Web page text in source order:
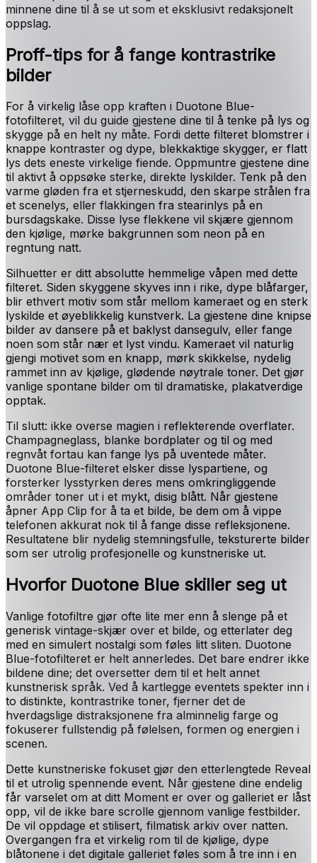
minnene dine til å se ut som et eksklusivt redaksjonelt
oppslag.
Proff-tips for å fange kontrastrike
bilder
For å virkelig låse opp kraften i Duotone Blue-
fotofilteret, vil du guide gjestene dine til å tenke på lys og
skygge på en helt ny måte. Fordi dette filteret blomstrer i
knappe kontraster og dype, blekkaktige skygger, er flatt
lys dets eneste virkelige fiende. Oppmuntre gjestene dine
til aktivt å oppsøke sterke, direkte lyskilder. Tenk på den
varme gløden fra et stjerneskudd, den skarpe strålen fra
et scenelys, eller flakkingen fra stearinlys på en
bursdagskake. Disse lyse flekkene vil skjære gjennom
den kjølige, mørke bakgrunnen som neon på en
regntung natt.
Silhuetter er ditt absolutte hemmelige våpen med dette
filteret. Siden skyggene skyves inn i rike, dype blåfarger,
blir ethvert motiv som står mellom kameraet og en sterk
lyskilde et øyeblikkelig kunstverk. La gjestene dine knipse
bilder av dansere på et baklyst dansegulv, eller fange
noen som står nær et lyst vindu. Kameraet vil naturlig
gjengi motivet som en knapp, mørk skikkelse, nydelig
rammet inn av kjølige, glødende nøytrale toner. Det gjør
vanlige spontane bilder om til dramatiske, plakatverdige
opptak.
Til slutt: ikke overse magien i reflekterende overflater.
Champagneglass, blanke bordplater og til og med
regnvåt fortau kan fange lys på uventede måter.
Duotone Blue-filteret elsker disse lyspartiene, og
forsterker lysstyrken deres mens omkringliggende
områder toner ut i et mykt, disig blått. Når gjestene
åpner App Clip for å ta et bilde, be dem om å vippe
telefonen akkurat nok til å fange disse refleksjonene.
Resultatene blir nydelig stemningsfulle, teksturerte bilder
som ser utrolig profesjonelle og kunstneriske ut.
Hvorfor Duotone Blue skiller seg ut
Vanlige fotofiltre gjør ofte lite mer enn å slenge på et
generisk vintage-skjær over et bilde, og etterlater deg
med en simulert nostalgi som føles litt sliten. Duotone
Blue-fotofilteret er helt annerledes. Det bare endrer ikke
bildene dine; det oversetter dem til et helt annet
kunstnerisk språk. Ved å kartlegge eventets spekter inn i
to distinkte, kontrastrike toner, fjerner det de
hverdagslige distraksjonene fra alminnelig farge og
fokuserer fullstendig på følelsen, formen og energien i
scenen.
Dette kunstneriske fokuset gjør den etterlengtede Reveal
til et utrolig spennende event. Når gjestene dine endelig
får varselet om at ditt Moment er over og galleriet er låst
opp, vil de ikke bare scrolle gjennom vanlige festbilder.
De vil oppdage et stilisert, filmatisk arkiv over natten.
Overgangen fra et virkelig rom til de kjølige, dype
blåtonene i det digitale galleriet føles som å tre inn i en